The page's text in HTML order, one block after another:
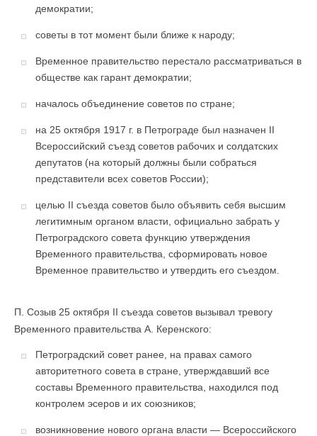
демократии;
советы в тот момент были ближе к народу;
Временное правительство перестало рассматриваться в
обществе как гарант демократии;
началось объединение советов по стране;
на 25 октября 1917 г. в Петрограде был назначен II
Всероссийский съезд советов рабочих и солдатских
депутатов (на который должны были собраться
представители всех советов России);
целью II съезда советов было объявить себя высшим
легитимным органом власти, официально забрать у
Петроградского совета функцию утверждения
Временного правительства, сформировать новое
Временное правительство и утвердить его съездом.
П. Созыв 25 октября II съезда советов вызывал тревогу
Временного правительства А. Керенского:
Петроградский совет ранее, на правах самого
авторитетного совета в стране, утверждавший все
составы Временного прави­тельства, находился под
контролем эсеров и их союзников;
возникновение нового органа власти — Всероссийского